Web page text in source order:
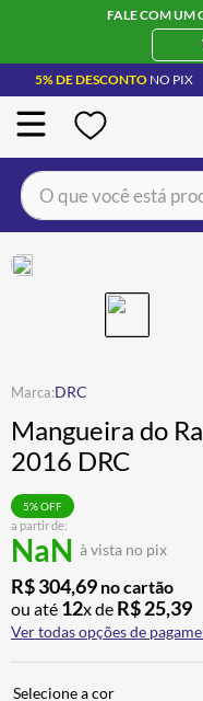
FALE COM UM
5% DE DESCONTO NO PIX
O que você está
DRC
Mangueira do
2016 DRC
a partir de:
NaN à vista no pix
5% OFF
R$304,69 no cartão
ou até 12x de R$25,39
Ver todas opções de
BOTA
4º ÓCULOS SOLAR
5º LUVA
6º BAU
7º
8 º AIROH
9º CALÇA
10º BOTAS